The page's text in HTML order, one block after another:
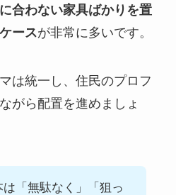
合わない家具ばかりを置
ースが非常に多いです。
は統一し、住民のプロフ
がら配置を進めましょ
「無駄なく」「狙っ